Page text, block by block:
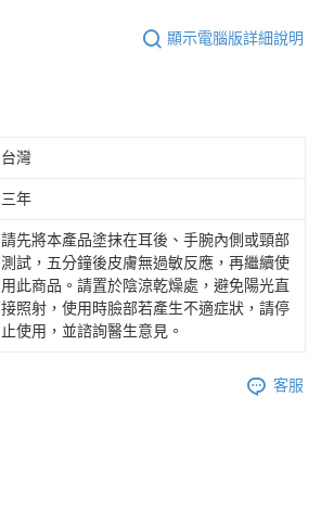
顯示電腦版詳細說明
台灣
三年
請先將本產品塗抹在耳後、手腕內側或頸部
測試，五分鐘後皮膚無過敏反應，再繼續使
用此商品。請置於陰涼乾燥處，避免陽光直
接照射，使用時臉部若產生不適症狀，請停
止使用，並諮詢醫生意見。
客服